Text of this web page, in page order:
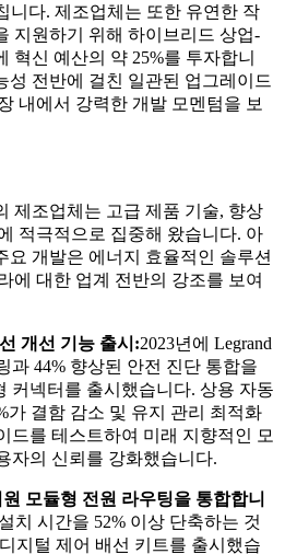
니다. 제조업체는 또한 유연한 작
지원하기 위해 하이브리드 상업-
혁신 예산의 약 25%를 투자합니
성 전반에 걸친 일관된 업그레이드
내에서 강력한 개발 모멘텀을 보
제조업체는 고급 제품 기술, 향상
적극적으로 집중해 왔습니다. 아
요 개발은 에너지 효율적인 솔루션
에 대한 업계 전반의 강조를 보여
개선 기능 출시:2023년에 Legrand
과 44% 향상된 안전 진단 통합을
커넥터를 출시했습니다. 상용 자동
가 결함 감소 및 유지 관리 최적화
드를 테스트하여 미래 지향적인 모
자의 신뢰를 강화했습니다.
모듈형 전원 라우팅을 통합합니
치 시간을 52% 이상 단축하는 것
지털 제어 배선 키트를 출시했습